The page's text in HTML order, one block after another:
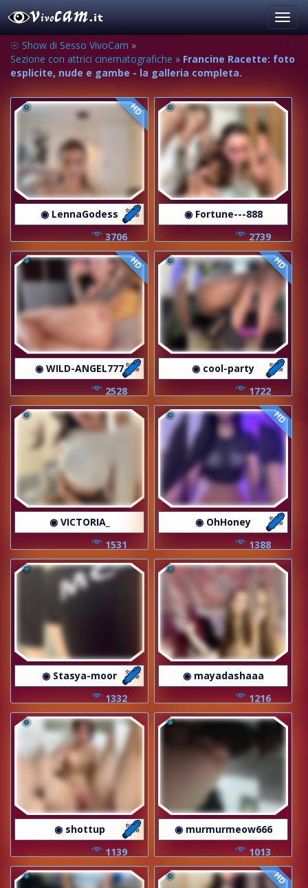
☉ Show di Sesso VivoCam »
Sezione con attrici cinematografiche » Francine Racette: foto
esplicite, nude e gambe - la galleria completa.
HD
◉ LennaGodess
3706
◉ Fortune---888
2739
HD
◉ WILD-ANGEL777
2528
HD
◉ cool-party
1722
◉ VICTORIA_
1531
HD
◉ OhHoney
1388
◉ Stasya-moor
1332
◉ mayadashaaa
1216
◉ shottup
1139
◉ murmurmeow666
1013
HD